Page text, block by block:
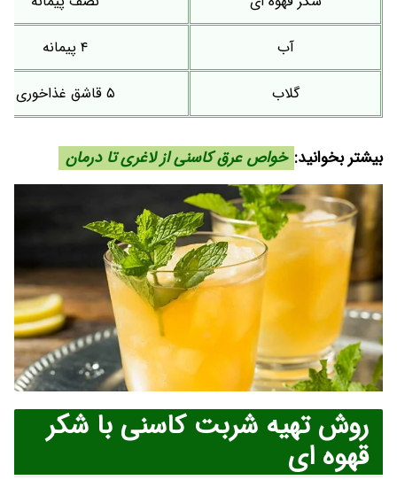
آب ۴ پیمانه
گلاب ۵ قاشق غذاخوری
بیشتر بخوانید: خواص عرق کاسنی از لاغری تا درمان
روش تهیه شربت کاسنی با شکر
قهوه ای